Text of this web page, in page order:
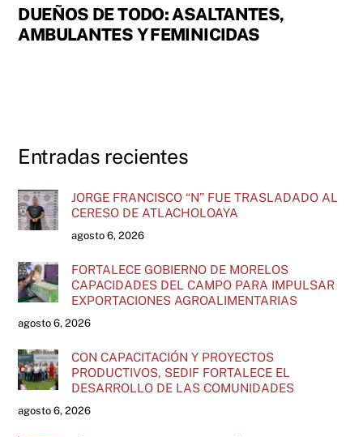
DUEÑOS DE TODO: ASALTANTES,
AMBULANTES Y FEMINICIDAS
Entradas recientes
JORGE FRANCISCO “N” FUE TRASLADADO AL
CERESO DE ATLACHOLOAYA
agosto 6, 2026
FORTALECE GOBIERNO DE MORELOS
CAPACIDADES DEL CAMPO PARA IMPULSAR
EXPORTACIONES AGROALIMENTARIAS
agosto 6, 2026
CON CAPACITACIÓN Y PROYECTOS
PRODUCTIVOS, SEDIF FORTALECE EL
DESARROLLO DE LAS COMUNIDADES
agosto 6, 2026